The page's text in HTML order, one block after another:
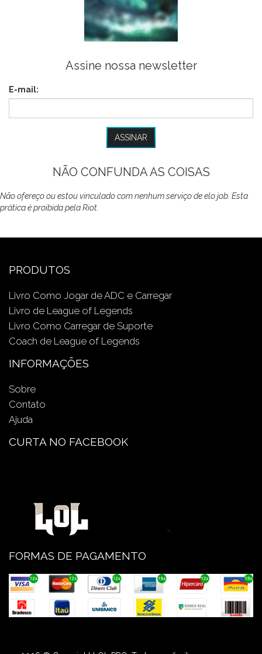
Assine nossa newsletter
E-mail:
NÃO CONFUNDA AS COISAS
Não ofereço ou estou vinculado com nenhum serviço de elo job. Esta
prática é proibida pela Riot.
PRODUTOS
Livro Como Jogar de ADC e Carregar
Livro de League of Legends
Livro Como Carregar de Suporte
Coach de League of Legends
INFORMAÇÕES
Sobre
Contato
Ajuda
CURTA NO FACEBOOK
FORMAS DE PAGAMENTO